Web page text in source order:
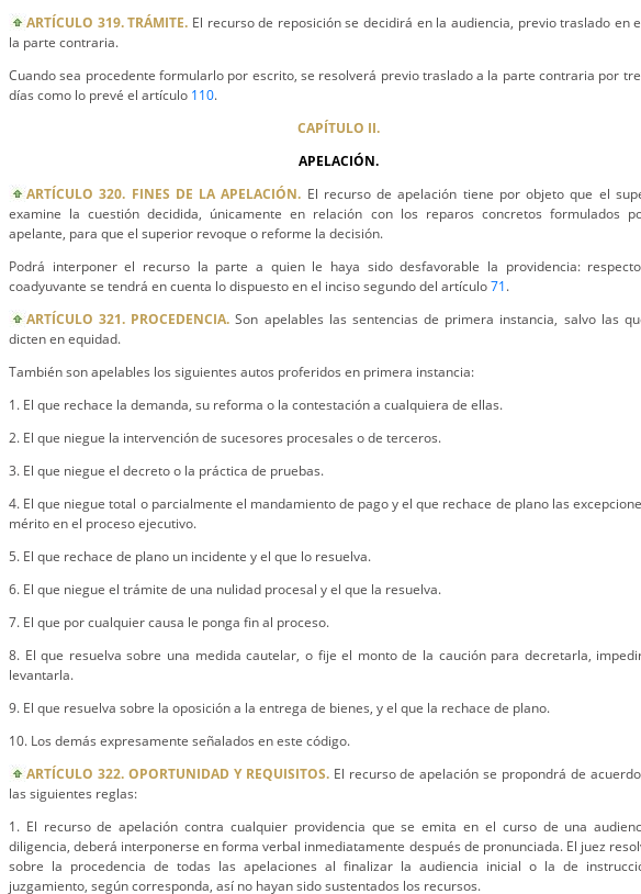
ARTÍCULO 319. TRÁMITE. El recurso de reposición se decidirá en la audiencia, previo traslado en
la parte contraria.
Cuando sea procedente formularlo por escrito, se resolverá previo traslado a la parte contraria por
días como lo prevé el artículo 110.
CAPÍTULO II.
APELACIÓN.
ARTÍCULO 320. FINES DE LA APELACIÓN. El recurso de apelación tiene por objeto que el
examine la cuestión decidida, únicamente en relación con los reparos concretos formulados
apelante, para que el superior revoque o reforme la decisión.
Podrá interponer el recurso la parte a quien le haya sido desfavorable la providencia:
coadyuvante se tendrá en cuenta lo dispuesto en el inciso segundo del artículo71.
ARTÍCULO 321. PROCEDENCIA. Son apelables las sentencias de primera instancia, salvo las
dicten en equidad.
También son apelables los siguientes autos proferidos en primera instancia:
1. El que rechace la demanda, su reforma o la contestación a cualquiera de ellas.
2. El que niegue la intervención de sucesores procesales o de terceros.
3. El que niegue el decreto o la práctica de pruebas.
4. El que niegue total o parcialmente el mandamiento de pago y el que rechace de plano las
mérito en el proceso ejecutivo.
5. El que rechace de plano un incidente y el que lo resuelva.
6. El que niegue el trámite de una nulidad procesal y el que la resuelva.
7. El que por cualquier causa le ponga fin al proceso.
8. El que resuelva sobre una medida cautelar, o fije el monto de la caución para decretarla,
levantarla.
9. El que resuelva sobre la oposición a la entrega de bienes, y el que la rechace de plano.
10. Los demás expresamente señalados en este código.
ARTÍCULO 322. OPORTUNIDAD Y REQUISITOS.El recurso de apelación se propondrá de
las siguientes reglas:
1. El recurso de apelación contra cualquier providencia que se emita en el curso de una
diligencia, deberá interponerse en forma verbal inmediatamente después de pronunciada. El juez
sobre la procedencia de todas las apelaciones al finalizar la audiencia inicial o la de
juzgamiento, según corresponda, así no hayan sido sustentados los recursos.